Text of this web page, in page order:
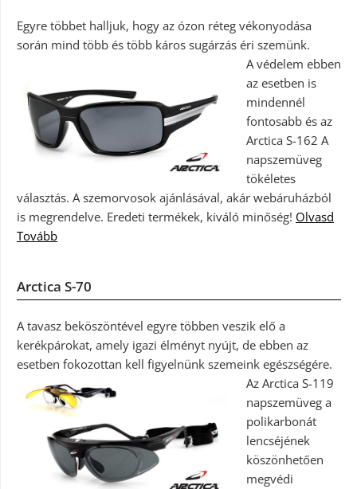
Egyre többet halljuk, hogy az ózon réteg vékonyodása
során mind több és több káros sugárzás éri szemünk.
A védelem ebben
az esetben is
mindennél
fontosabb és az
Arctica S-162 A
napszemüveg
tökéletes
választás. A szemorvosok ajánlásával, akár webáruházból
is megrendelve. Eredeti termékek, kiváló minőség! Olvasd
Tovább
Arctica S-70
A tavasz beköszöntével egyre többen veszik elő a
kerékpárokat, amely igazi élményt nyújt, de ebben az
esetben fokozottan kell figyelnünk szemeink egészségére.
Az Arctica S-119
napszemüveg a
polikarbonát
lencséjének
köszönhetően
megvédi